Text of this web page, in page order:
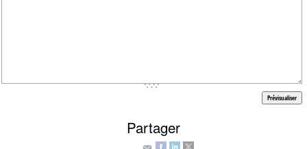
Partager